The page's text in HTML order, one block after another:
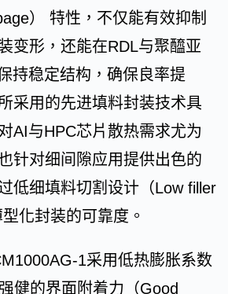
） 特性，不仅能有效抑制
变形，还能在RDL与聚醯亚
持稳定结构，确保良率提
采用的先进填料封装技术具
AI与HPC芯片散热需求尤为
针对细间隙应用提供出色的
低细填料切割设计（Low filler
化封装的可靠度。
1采用低热膨胀系数
健的界面附着力（Good